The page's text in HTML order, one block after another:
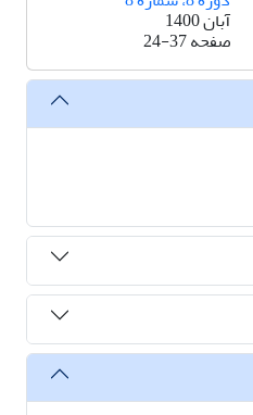
آبان 1400
صفحه24-37